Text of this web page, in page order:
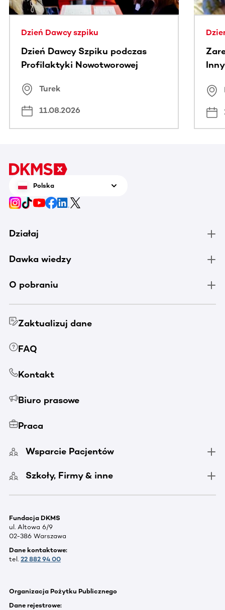
Dzień Dawcy szpiku
Dzień Dawcy Szpiku podczas
Profilaktyki Nowotworowej
Turek
11.08.2026
Polska
Działaj
Dawka wiedzy
O pobraniu
Zaktualizuj dane
FAQ
Kontakt
Biuro prasowe
Praca
Wsparcie Pacjentów
Szkoły, Firmy & inne
Fundacja DKMS
ul. Altowa 6/9
02-386 Warszawa
Dane kontaktowe:
tel. 22 882 94 00
Organizacja Pożytku Publicznego
Dane rejestrowe: